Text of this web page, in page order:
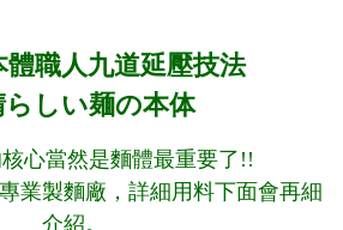
體職人九道延壓技法
らしい麺の本体
心當然是麵體最重要了!!
業製麵廠，詳細用料下面會再細
介紹。